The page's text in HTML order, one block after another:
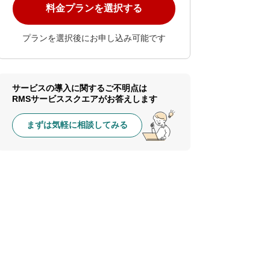
料金プランを選択する
プランを選択後にお申し込み可能です
サービスの導入に関するご不明点は
RMSサービススクエアがお答えします
まずは気軽に相談してみる